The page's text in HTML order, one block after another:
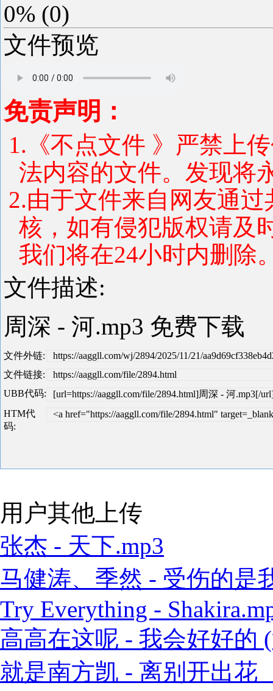
0% (0)
文件预览
免责声明：
1.《不点文件 》严禁上
法内容的文件。发现将
2.由于文件来自网友通
核，如有侵犯版权请及
我们将在24小时内删除
文件描述:
周深 - 河.mp3 免费下载
文件外链:
https://aaggll.com/wj/2894/2025/11/21/
文件链接:
https://aaggll.com/file/2894.html
UBB代码:
[url=https://aaggll.com/file/2894.html]周深 - 河.mp3[/
HTM代
码:
<a href="https://aaggll.com/file/2894.html"
用户其他上传
张杰 - 天下.mp3
马健涛、季然 - 受伤的是
Try Everything -
高高在这呢 - 我会好好的
就是南方凯 - 离别开出花